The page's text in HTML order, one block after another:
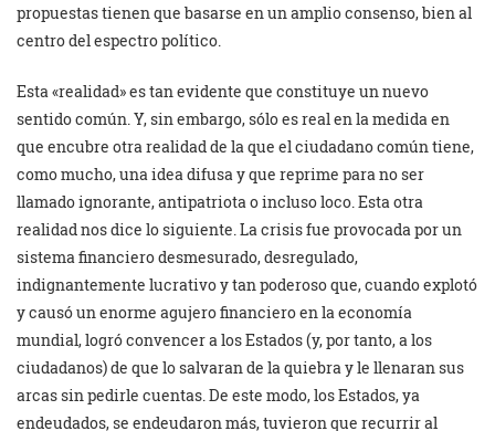
propuestas tienen que basarse en un amplio consenso, bien al
centro del espectro político.
Esta «realidad» es tan evidente que constituye un nuevo
sentido común. Y, sin embargo, sólo es real en la medida en
que encubre otra realidad de la que el ciudadano común tiene,
como mucho, una idea difusa y que reprime para no ser
llamado ignorante, antipatriota o incluso loco. Esta otra
realidad nos dice lo siguiente. La crisis fue provocada por un
sistema financiero desmesurado, desregulado,
indignantemente lucrativo y tan poderoso que, cuando explotó
y causó un enorme agujero financiero en la economía
mundial, logró convencer a los Estados (y, por tanto, a los
ciudadanos) de que lo salvaran de la quiebra y le llenaran sus
arcas sin pedirle cuentas. De este modo, los Estados, ya
endeudados, se endeudaron más, tuvieron que recurrir al